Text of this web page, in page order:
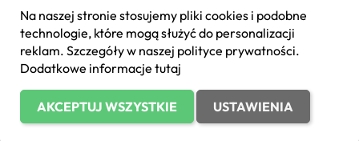
regulacją (10-13 cm)
, ułatwiających
idealne wypoziomowanie mebli na
każdej podłodze.
Na naszej stronie stosujemy pliki cookies i podobne
technologie, które mogą służyć do personalizacji
reklam. Szczegóły w naszej polityce prywatności.
Dodatkowe informacje tutaj
AKCEPTUJ WSZYSTKIE USTAWIENIA